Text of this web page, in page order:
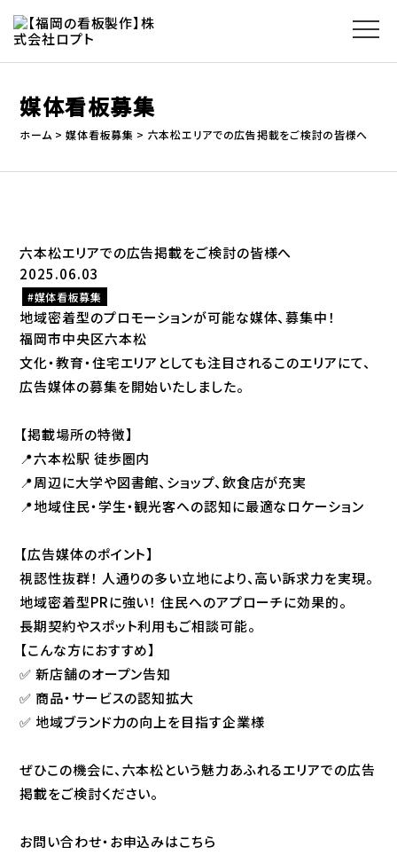
媒体看板募集
ホーム 媒体看板募集 六本松エリアでの広告掲載をご検討の皆様へ
六本松エリアでの広告掲載をご検討の皆様へ
2025.06.03
媒体看板募集
地域密着型のプロモーションが可能な媒体、募集中！
福岡市中央区六本松――
文化・教育・住宅エリアとしても注目されるこのエリアにて、
広告媒体の募集を開始いたしました。
【掲載場所の特徴】
📍六本松駅 徒歩圏内
📍周辺に大学や図書館、ショップ、飲食店が充実
📍地域住民・学生・観光客への認知に最適なロケーション
【広告媒体のポイント】
視認性抜群！ 人通りの多い立地により、高い訴求力を実現。
地域密着型PRに強い！ 住民へのアプローチに効果的。
長期契約やスポット利用もご相談可能。
【こんな方におすすめ】
✅ 新店舗のオープン告知
✅ 商品・サービスの認知拡大
✅ 地域ブランド力の向上を目指す企業様
ぜひこの機会に、六本松という魅力あふれるエリアでの広告
掲載をご検討ください。
お問い合わせ・お申込みはこちら